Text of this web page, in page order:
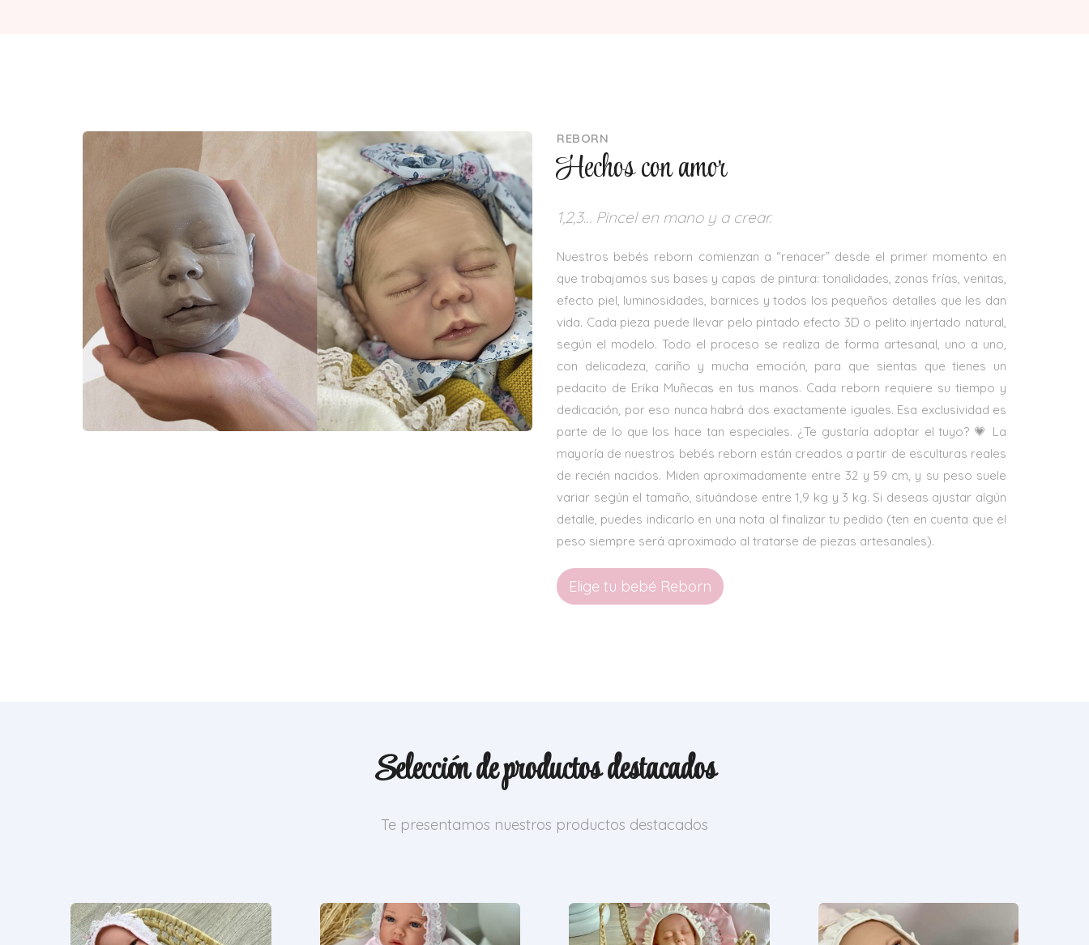
REBORN
Hechos con amor
1,2,3… Pincel en mano y a crear.
Nuestros bebés reborn comienzan a “renacer” desde el primer momento en
que trabajamos sus bases y capas de pintura: tonalidades, zonas frías, venitas,
efecto piel, luminosidades, barnices y todos los pequeños detalles que les dan
vida. Cada pieza puede llevar pelo pintado efecto 3D o pelito injertado natural,
según el modelo. Todo el proceso se realiza de forma artesanal, uno a uno,
con delicadeza, cariño y mucha emoción, para que sientas que tienes un
pedacito de Erika Muñecas en tus manos. Cada reborn requiere su tiempo y
dedicación, por eso nunca habrá dos exactamente iguales. Esa exclusividad es
parte de lo que los hace tan especiales. ¿Te gustaría adoptar el tuyo? 💗 La
mayoría de nuestros bebés reborn están creados a partir de esculturas reales
de recién nacidos. Miden aproximadamente entre 32 y 59 cm, y su peso suele
variar según el tamaño, situándose entre 1,9 kg y 3 kg. Si deseas ajustar algún
detalle, puedes indicarlo en una nota al finalizar tu pedido (ten en cuenta que el
peso siempre será aproximado al tratarse de piezas artesanales).
Elige tu bebé Reborn
Selección de productos destacados
Te presentamos nuestros productos destacados